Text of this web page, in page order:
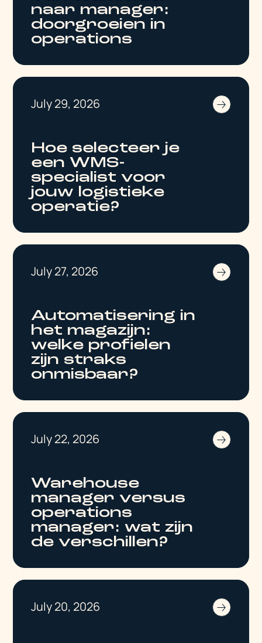
naar manager:
doorgroeien in
operations
July 29, 2026
Hoe selecteer je
een WMS-
specialist voor
jouw logistieke
operatie?
July 27, 2026
Automatisering in
het magazijn:
welke profielen
zijn straks
onmisbaar?
July 22, 2026
Warehouse
manager versus
operations
manager: wat zijn
de verschillen?
July 20, 2026